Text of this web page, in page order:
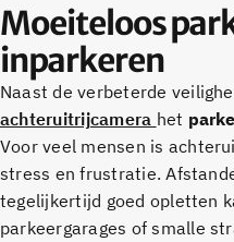
Moeiteloos
inparkeren
Naast de verbeterde
achteruitrijcamera het
Voor veel mensen is
stress en frustratie.
tegelijkertijd goed opletten
parkeergarages of smalle